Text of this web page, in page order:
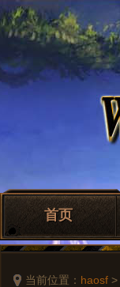
首页
当前位置： haosf >